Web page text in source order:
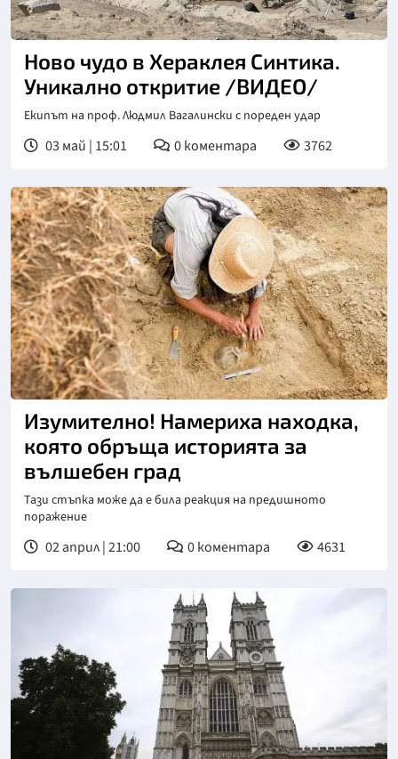
Снимка: БГНЕС
Ново чудо в Хераклея Синтика.
Уникално откритие /ВИДЕО/
Екипът на проф. Людмил Вагалински с пореден удар
03 май | 15:01 0коментара 3762
Изумително! Намериха находка,
която обръща историята за
вълшебен град
Тази стъпка може да е била реакция на предишното
поражение
02 април | 21:00 0коментара 4631